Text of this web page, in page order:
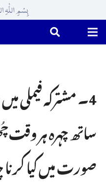
بِسْمِ اللّٰہِ
4۔ مشترکہ فیملی
ساتھ چہرہ ہر وقت
صورت میں کیا